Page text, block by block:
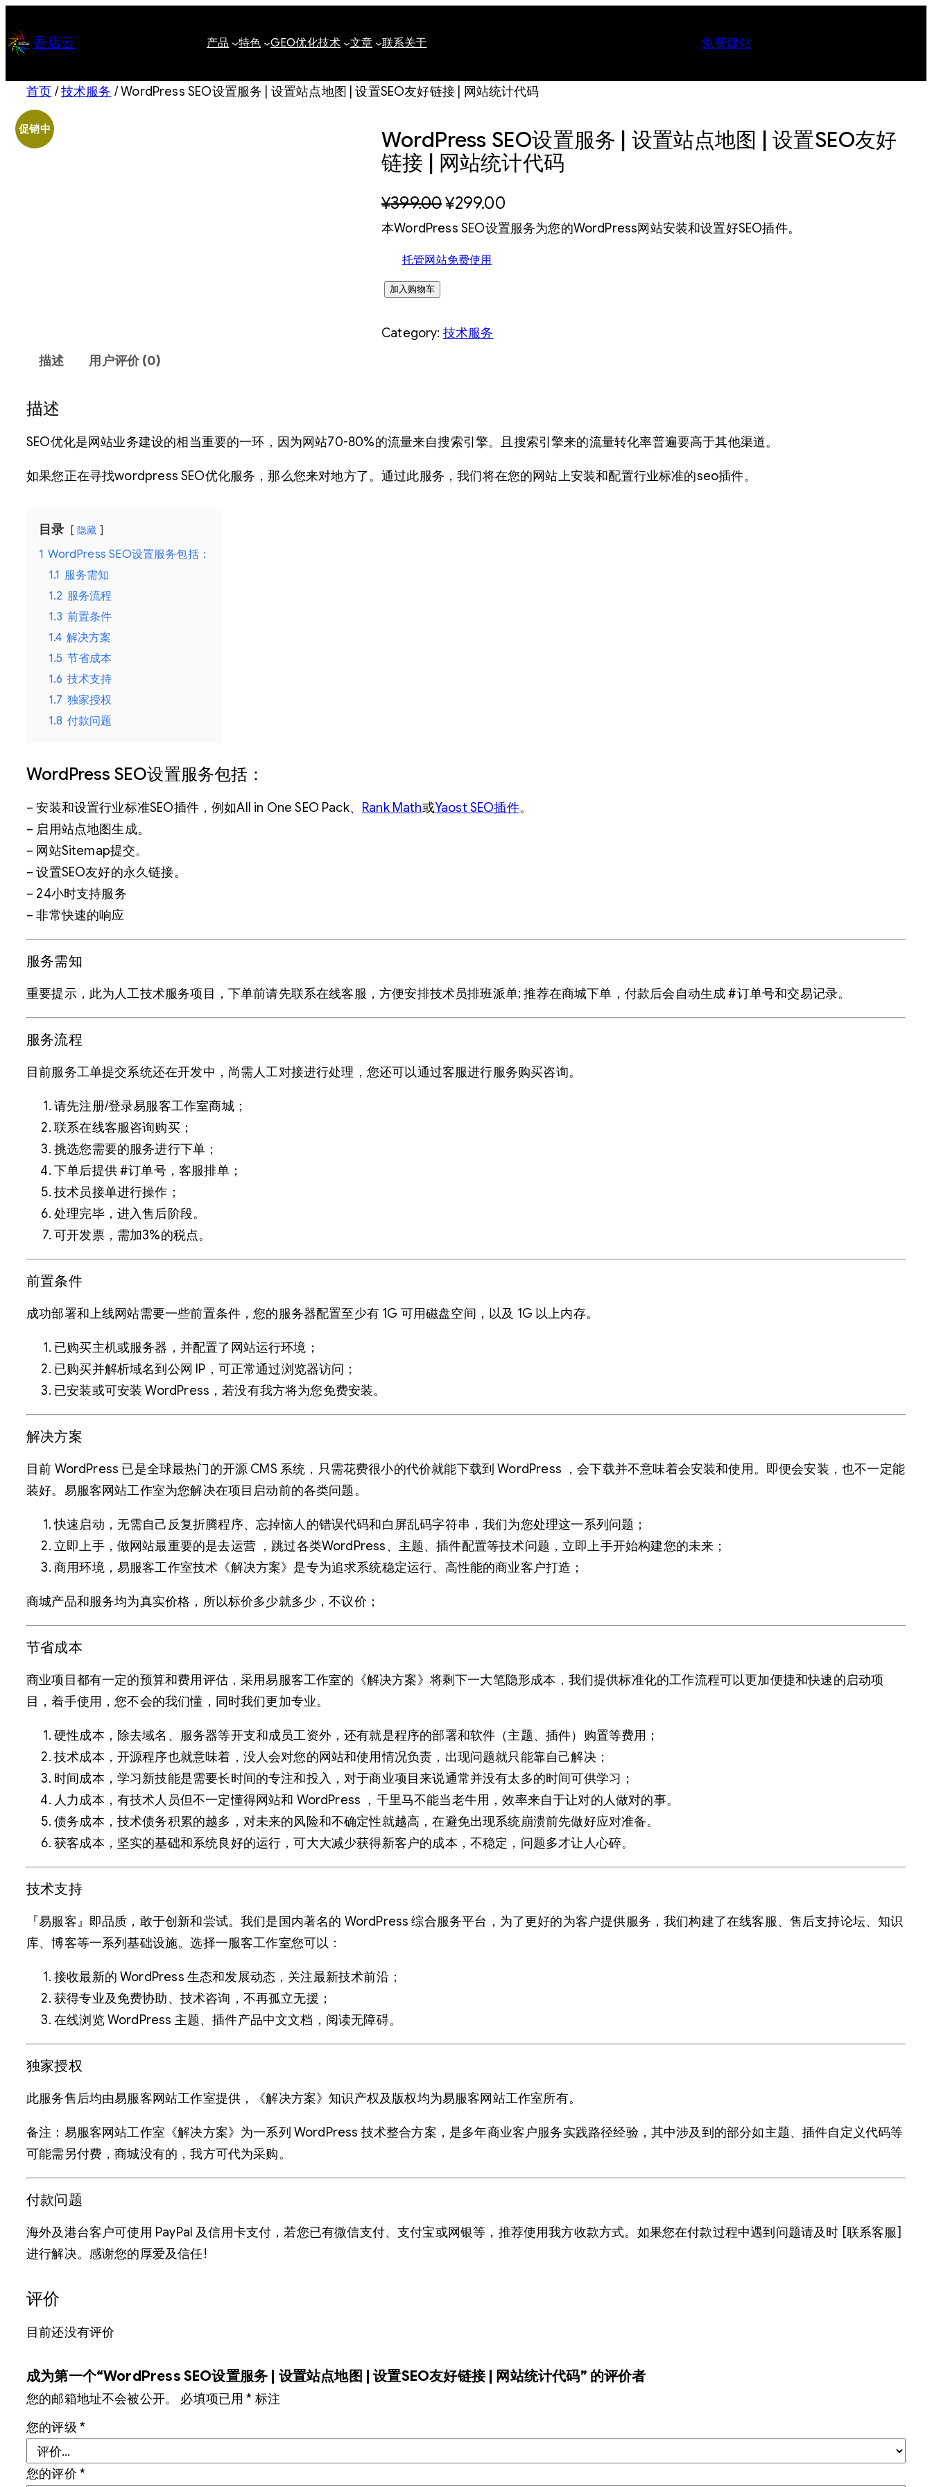
至
内
容
吾店云 产品 特色 GEO优化技术 文章 联系关于 免费建站
首页 /技术服务 / WordPress SEO设置服务 | 设置站点地图 | 设置SEO友好链接 | 网站统计代码
促销中
WordPress SEO设置服务 | 设置站点地图 | 设置SEO友好
链接 | 网站统计代码
¥399.00原
价
为
.
¥299.00当
前
9
9
本WordPress SEO设置服务为您的WordPress网站安装和设置好SEO插件。
托管网站免费使用
W
r
s
S
设
好
|
网
统
加入购物车
Category: 技术服务
描述
用户评价 (0)
描述
SEO优化是网站业务建设的相当重要的一环，因为网站70-80%的流量来自搜索引擎。且搜索引擎来的流量转化率普遍要高于其他渠道。
如果您正在寻找wordpress SEO优化服务，那么您来对地方了。通过此服务，我们将在您的网站上安装和配置行业标准的seo插件。
目录 隐藏
1 WordPress SEO设置服务包括：
1.1 服务需知
1.2 服务流程
1.3 前置条件
1.4 解决方案
1.5 节省成本
1.6 技术支持
1.7 独家授权
1.8 付款问题
WordPress SEO设置服务包括：
– 安装和设置行业标准SEO插件，例如All in One SEO Pack、 Rank Math或Yaost SEO插件。
– 启用站点地图生成。
– 网站Sitemap提交。
– 设置SEO友好的永久链接。
– 24小时支持服务
– 非常快速的响应
服务需知
重要提示，此为人工技术服务项目，下单前请先联系在线客服，方便安排技术员排班派单; 推荐在商城下单，付款后会自动生成 #订单号和交易记录。
服务流程
目前服务工单提交系统还在开发中，尚需人工对接进行处理，您还可以通过客服进行服务购买咨询。
请先注册/登录易服客工作室商城；
联系在线客服咨询购买；
挑选您需要的服务进行下单；
下单后提供 #订单号，客服排单；
技术员接单进行操作；
处理完毕，进入售后阶段。
可开发票，需加3%的税点。
前置条件
成功部署和上线网站需要一些前置条件，您的服务器配置至少有 1G 可用磁盘空间，以及 1G 以上内存。
已购买主机或服务器，并配置了网站运行环境；
已购买并解析域名到公网 IP，可正常通过浏览器访问；
已安装或可安装 WordPress，若没有我方将为您免费安装。
解决方案
目前 WordPress 已是全球最热门的开源 CMS 系统，只需花费很小的代价就能下载到 WordPress ，会下载并不意味着会安装和使用。即便会安装，也不一定能
装好。易服客网站工作室为您解决在项目启动前的各类问题。
快速启动，无需自己反复折腾程序、忘掉恼人的错误代码和白屏乱码字符串，我们为您处理这一系列问题；
立即上手，做网站最重要的是去运营 ，跳过各类WordPress、主题、插件配置等技术问题，立即上手开始构建您的未来；
商用环境，易服客工作室技术《解决方案》是专为追求系统稳定运行、高性能的商业客户打造；
商城产品和服务均为真实价格，所以标价多少就多少，不议价；
节省成本
商业项目都有一定的预算和费用评估，采用易服客工作室的《解决方案》将剩下一大笔隐形成本，我们提供标准化的工作流程可以更加便捷和快速的启动项
目，着手使用，您不会的我们懂，同时我们更加专业。
硬性成本，除去域名、服务器等开支和成员工资外，还有就是程序的部署和软件（主题、插件）购置等费用；
技术成本，开源程序也就意味着，没人会对您的网站和使用情况负责，出现问题就只能靠自己解决；
时间成本，学习新技能是需要长时间的专注和投入，对于商业项目来说通常并没有太多的时间可供学习；
人力成本，有技术人员但不一定懂得网站和 WordPress ，千里马不能当老牛用，效率来自于让对的人做对的事。
债务成本，技术债务积累的越多，对未来的风险和不确定性就越高，在避免出现系统崩溃前先做好应对准备。
获客成本，坚实的基础和系统良好的运行，可大大减少获得新客户的成本，不稳定，问题多才让人心碎。
技术支持
『易服客』即品质，敢于创新和尝试。我们是国内著名的 WordPress 综合服务平台，为了更好的为客户提供服务，我们构建了在线客服、售后支持论坛、知识
库、博客等一系列基础设施。选择一服客工作室您可以：
接收最新的 WordPress 生态和发展动态，关注最新技术前沿；
获得专业及免费协助、技术咨询，不再孤立无援；
在线浏览 WordPress 主题、插件产品中文文档，阅读无障碍。
独家授权
此服务售后均由易服客网站工作室提供，《解决方案》知识产权及版权均为易服客网站工作室所有。
备注：易服客网站工作室《解决方案》为一系列 WordPress 技术整合方案，是多年商业客户服务实践路径经验，其中涉及到的部分如主题、插件自定义代码等
可能需另付费，商城没有的，我方可代为采购。
付款问题
海外及港台客户可使用 PayPal 及信用卡支付，若您已有微信支付、支付宝或网银等，推荐使用我方收款方式。如果您在付款过程中遇到问题请及时 [联系客服]
进行解决。感谢您的厚爱及信任!
评价
目前还没有评价
成为第一个“WordPress SEO设置服务 | 设置站点地图 | 设置SEO友好链接 | 网站统计代码” 的评价者
您的邮箱地址不会被公开。 必填项已用* 标注
您的评级 *
您的评价 *